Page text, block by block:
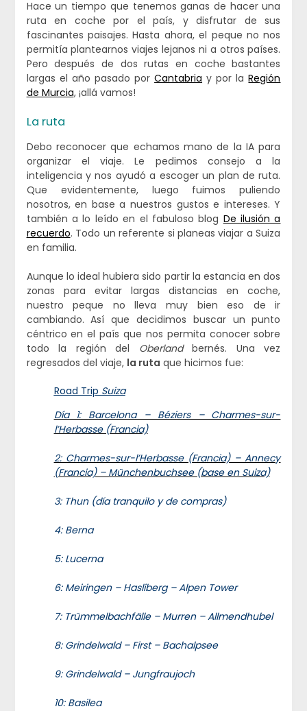
Hace un tiempo que tenemos ganas de hacer una
ruta en coche por el país, y disfrutar de sus
fascinantes paisajes. Hasta ahora, el peque no nos
permitía plantearnos viajes lejanos ni a otros países.
Pero después de dos rutas en coche bastantes
largas el año pasado porCantabria y por laRegión
de Murcia, ¡allá vamos!
La ruta
Debo reconocer que echamos mano de la IA para
organizar el viaje. Le pedimos consejo a la
inteligencia y nos ayudó a escoger un plan de ruta.
Que evidentemente, luego fuimos puliendo
nosotros, en base a nuestros gustos e intereses. Y
también a lo leído en el fabuloso blog De ilusión a
recuerdo. Todo un referente si planeas viajar a Suiza
en familia.
Aunque lo ideal hubiera sido partir la estancia en dos
zonas para evitar largas distancias en coche,
nuestro peque no lleva muy bien eso de ir
cambiando. Así que decidimos buscar un punto
céntrico en el país que nos permita conocer sobre
todo la región del Oberlandbernés. Una vez
regresados del viaje, la ruta que hicimos fue:
Road Trip Suiza
Día 1: Barcelona – Béziers – Charmes-sur-
l’Herbasse (Francia)
2: Charmes-sur-l’Herbasse (Francia) – Annecy
(Francia) – Münchenbuchsee (base en Suiza)
3: Thun (día tranquilo y de compras)
4: Berna
5: Lucerna
6: Meiringen – Hasliberg – Alpen Tower
7: Trümmelbachfälle – Murren – Allmendhubel
8: Grindelwald – First – Bachalpsee
9: Grindelwald – Jungfraujoch
10: Basilea